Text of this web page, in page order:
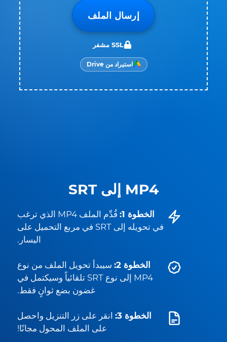
MP4 إلى SRT
الخطوة 1:
قُدِّم الملف MP4 الذي ترغب
في تحويله إلى SRT في مربع التحميل على
اليسار.
الخطوة 2:
سيبدأ تحويل الملف من نوع
MP4 إلى نوع SRT تلقائياً وسيكتمل في
غضون بضع ثوانٍ فقط.
الخطوة 3:
انقر على زر التنزيل واحصل
على الملف المحول مجانًا!
إرسال الملف
SSL مشفر
استيراد من Drive